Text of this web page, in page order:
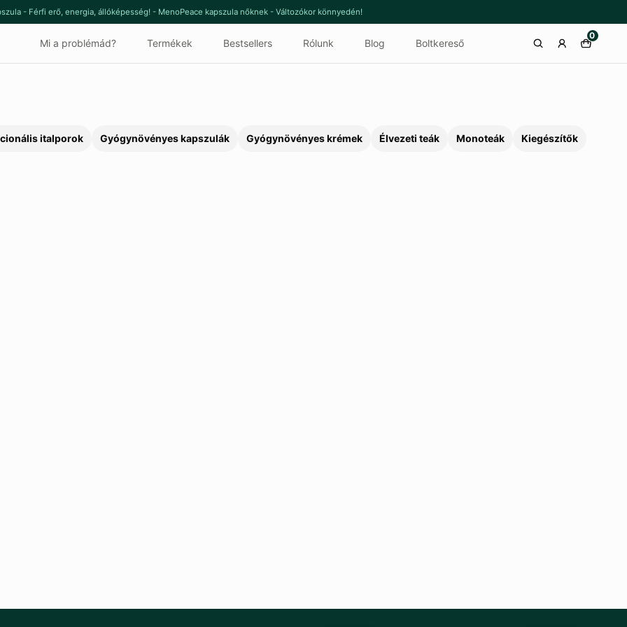
- Férfi erő, energia, állóképesség! - MenoPeace kapszula nőknek - Változókor könnyedén!
Mi a problémád? Termékek Bestsellers Rólunk Blog Boltkereső
0
italporok Gyógynövényes kapszulák Gyógynövényes krémek Élvezeti teák Monoteák Kiegészítők